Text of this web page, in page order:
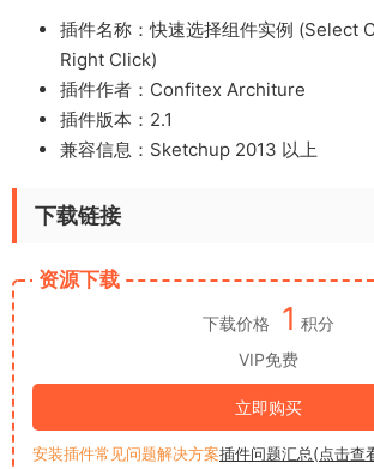
插件名称：快速选择组件实例 (Select
Right Click)
插件作者：Confitex Architure
插件版本：2.1
兼容信息：Sketchup 2013 以上
下载链接
资源下载
下载价格 1 积分
VIP免费
立即购买
安装插件常见问题解决方案插件问题汇总(点击查